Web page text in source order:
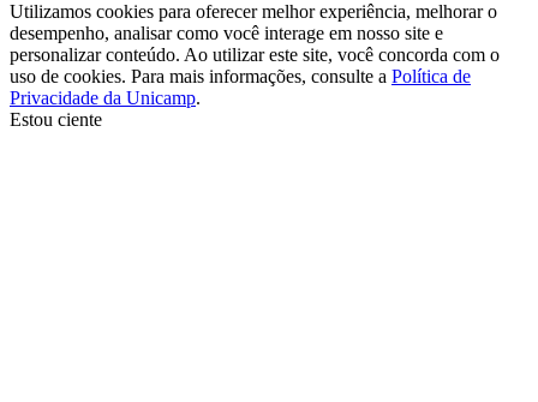
Utilizamos cookies para oferecer melhor experiência, melhorar o
desempenho, analisar como você interage em nosso site e
personalizar conteúdo. Ao utilizar este site, você concorda com o
uso de cookies. Para mais informações, consulte a Política de
Privacidade da Unicamp.
Estou ciente